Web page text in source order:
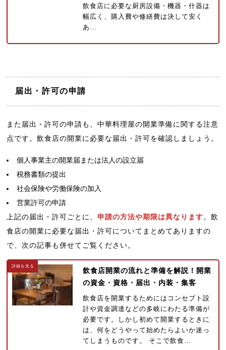
飲食店に必要な厨房設備・機器・什器は
幅広く、購入費や修繕費は決して安く
あ…
届出・許可の申請
また届出・許可の申請も、中華料理屋の開業準備に関する注意
点です。飲食店の開業に必要な届出・許可を確認しましょう。
個人事業主の開業届または法人の設立届
税務書類の提出
社会保険や労働保険の加入
営業許可の申請
上記の届出・許可ごとに、申請の方法や期限は異なります。飲
食店の開業に必要な届出・許可についてまとめてありますの
で、次の記事も併せてご覧ください。
飲食店開業の流れと準備を解説！開業
の資金・資格・届出・内装・集客
飲食店を開業するためにはコンセプト設
計や資金調達などの多岐にわたる準備が
必要です。しかし初めて開業するときに
は、何をどうやって始めたらよいか迷っ
てしまうものです。 そこで飲食…